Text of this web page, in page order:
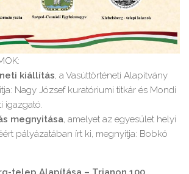
kiállítás, a Vasúttörténeti Alapítvány
Nagy József kuratóriumi titkár és Mondi
igazgató.
megnyitása, amelyet az egyesület helyi
pályázatában írt ki, megnyitja: Bobkó